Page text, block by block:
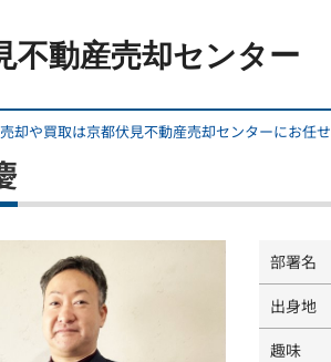
不動産売却センター
却や買取は京都伏見不動産売却センターにお任せ
部署名
出身地
趣味